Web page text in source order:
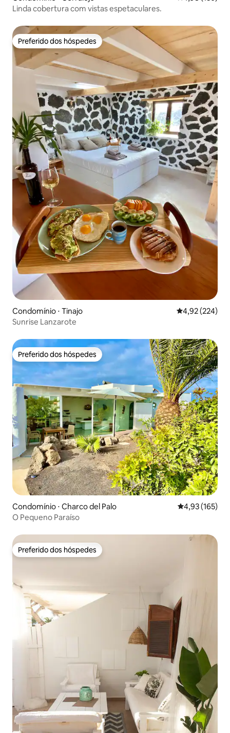
Linda cobertura com vistas espetaculares.
Preferido dos hóspedes
Preferido dos hóspedes
Condomínio ⋅ Tinajo 4,92 de uma
4,92 (224)
Sunrise Lanzarote
Preferido dos hóspedes
Preferido dos hóspedes
Condomínio ⋅ Charco del Palo 4,93 de uma
4,93 (165)
O Pequeno Paraíso
Preferido dos hóspedes
Preferido dos hóspedes